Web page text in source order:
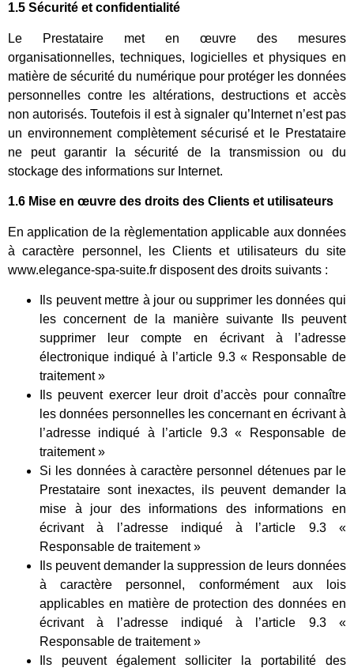
1.5 Sécurité et confidentialité
Le Prestataire met en œuvre des mesures
organisationnelles, techniques, logicielles et physiques en
matière de sécurité du numérique pour protéger les données
personnelles contre les altérations, destructions et accès
non autorisés. Toutefois il est à signaler qu’Internet n’est pas
un environnement complètement sécurisé et le Prestataire
ne peut garantir la sécurité de la transmission ou du
stockage des informations sur Internet.
1.6 Mise en œuvre des droits des Clients et utilisateurs
En application de la règlementation applicable aux données
à caractère personnel, les Clients et utilisateurs du site
www.elegance-spa-suite.fr disposent des droits suivants :
Ils peuvent mettre à jour ou supprimer les données qui
les concernent de la manière suivante Ils peuvent
supprimer leur compte en écrivant à l’adresse
électronique indiqué à l’article 9.3 « Responsable de
traitement »
Ils peuvent exercer leur droit d’accès pour connaître
les données personnelles les concernant en écrivant à
l’adresse indiqué à l’article 9.3 « Responsable de
traitement »
Si les données à caractère personnel détenues par le
Prestataire sont inexactes, ils peuvent demander la
mise à jour des informations des informations en
écrivant à l’adresse indiqué à l’article 9.3 «
Responsable de traitement »
Ils peuvent demander la suppression de leurs données
à caractère personnel, conformément aux lois
applicables en matière de protection des données en
écrivant à l’adresse indiqué à l’article 9.3 «
Responsable de traitement »
Ils peuvent également solliciter la portabilité des